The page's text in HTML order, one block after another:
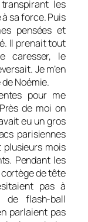
les
sa force. Puis
pensées et
Il prenait tout
caresser, le
Je m’en
Noémie.
pour me
de moi on
eu un gros
parisiennes
mois
Pendant les
de tête
pas à
flash-ball
parlaient pas